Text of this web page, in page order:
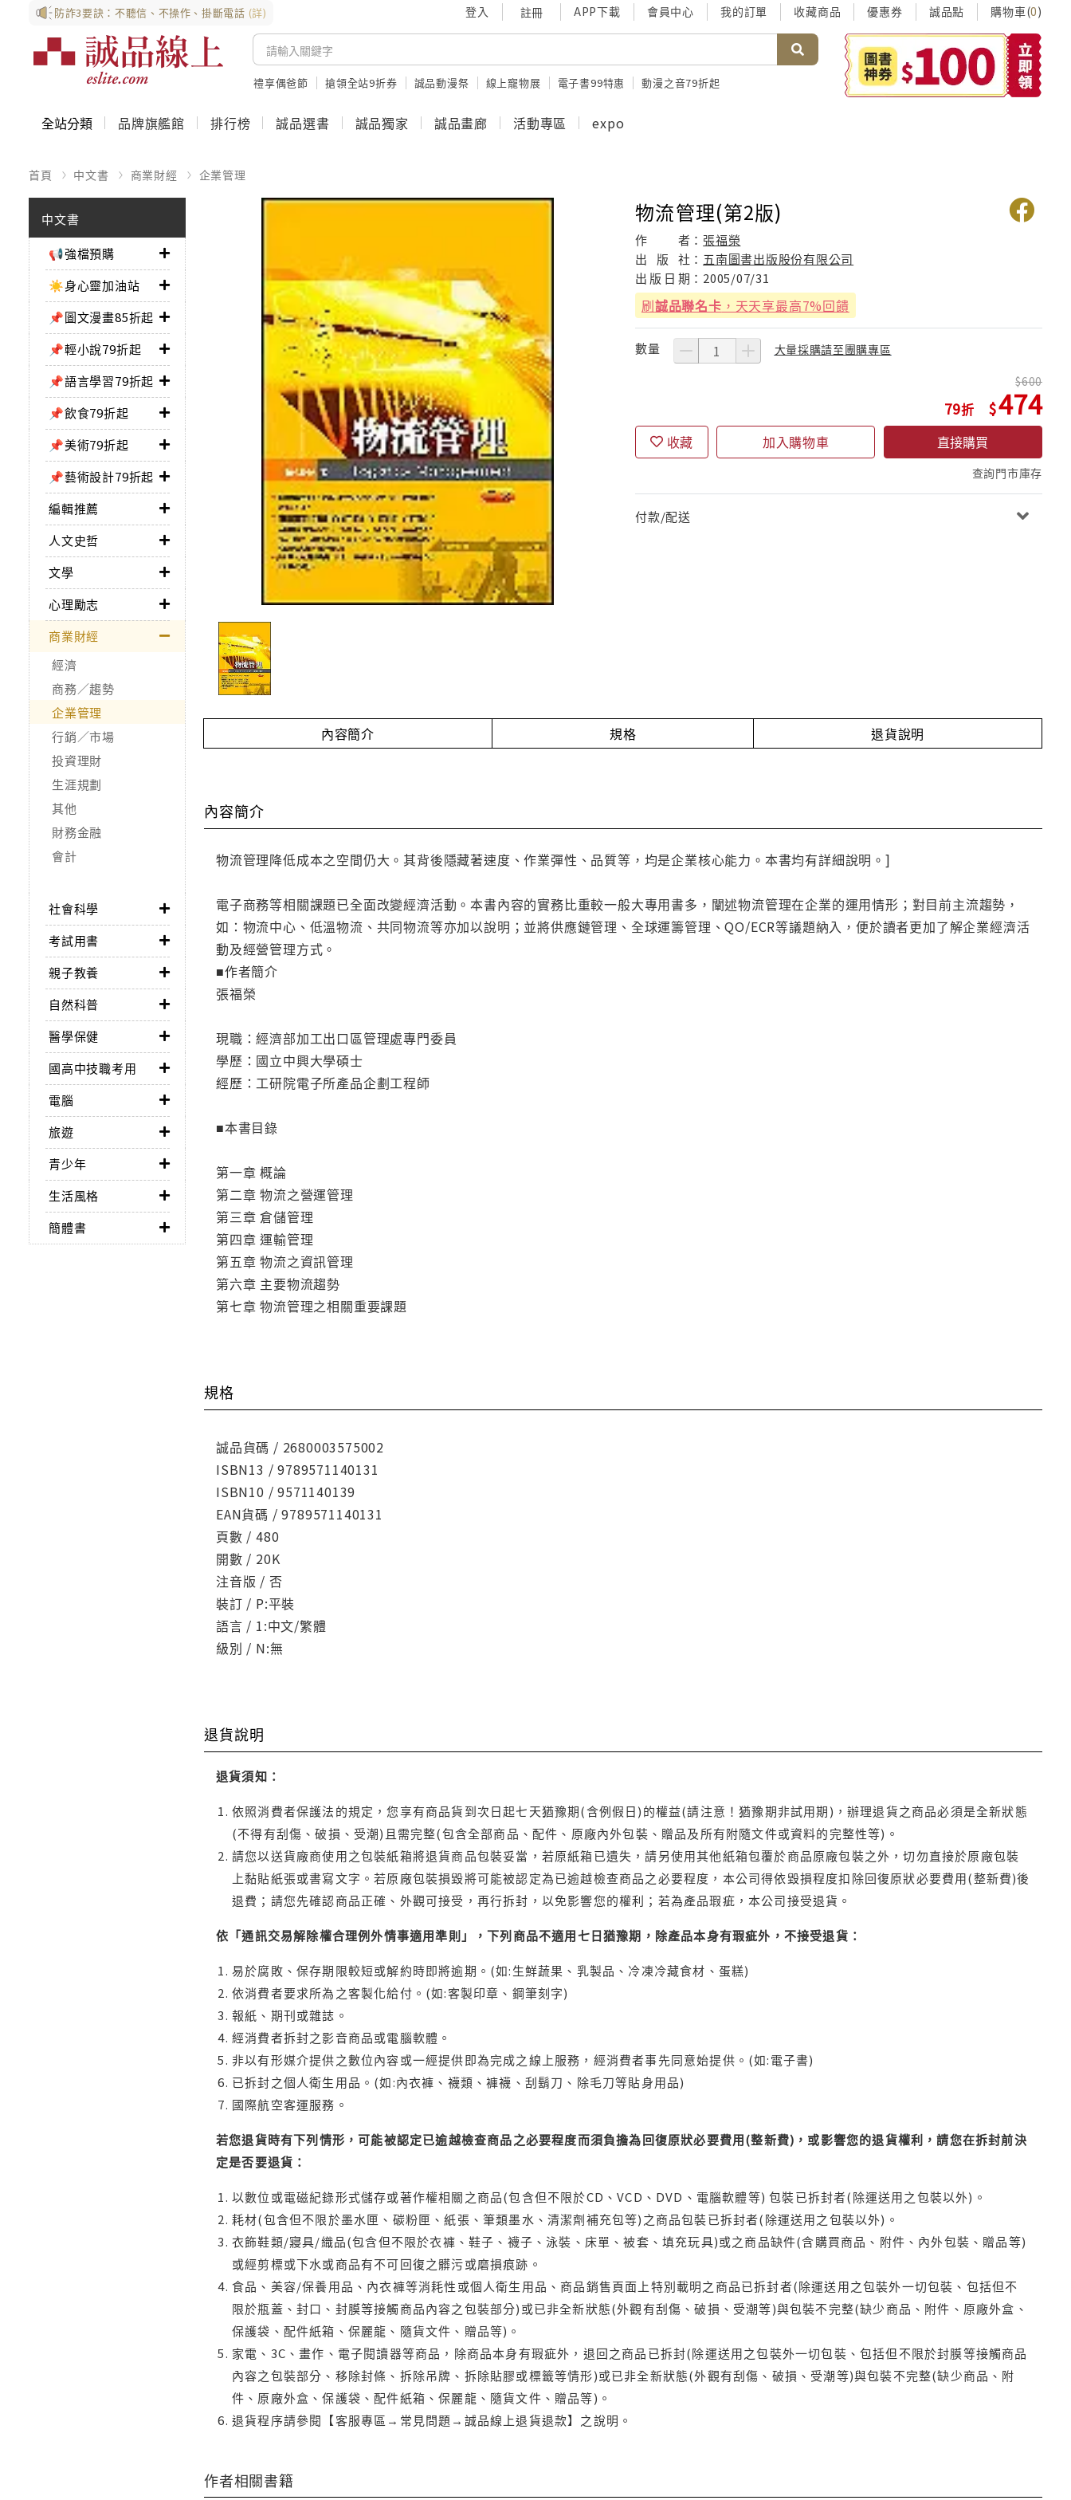
防詐3要訣：不聽信、不操作、掛斷電話 (詳) 登入 註冊 APP下載 會員中心 我的訂單 收藏商品 優惠券 誠品點 購物車(0)
禮享偶爸節 搶領全站9折券 誠品動漫祭 線上寵物展 電子書99特惠 動漫之音79折起
全站分類 品牌旗艦館 排行榜 誠品選書 誠品獨家 誠品畫廊 活動專區 expo
首頁 中文書 商業財經 企業管理
中文書
📢強檔預購
☀️身心靈加油站
📌圖文漫畫85折起
📌輕小說79折起
📌語言學習79折起
📌飲食79折起
📌美術79折起
📌藝術設計79折起
編輯推薦
人文史哲
文學
心理勵志
商業財經
經濟
商務／趨勢
企業管理
行銷／市場
投資理財
生涯規劃
其他
財務金融
會計
社會科學
考試用書
親子教養
自然科普
醫學保健
國高中技職考用
電腦
旅遊
青少年
生活風格
簡體書
物流管理(第2版)
作 者： 張福榮
出
版 社： 五南圖書出版股份有限公司
出 版 日 期： 2005/07/31
刷誠品聯名卡 ，天天享最高7%回饋
數量 大量採購請至團購專區
79
600
474
收藏 加入購物車 直接購買
查詢門市庫存
付款/配送
內容簡介 規格 退貨說明
內容簡介
物流管理降低成本之空間仍大。其背後隱藏著速度、作業彈性、品質等，均是企業核心能力。本書均有詳細說明。]
電子商務等相關課題已全面改變經濟活動。本書內容的實務比重較一般大專用書多，闡述物流管理在企業的運用情形；對目前主流趨勢，
如：物流中心、低溫物流、共同物流等亦加以說明；並將供應鏈管理、全球運籌管理、QO/ECR等議題納入，便於讀者更加了解企業經濟活
動及經營管理方式。
■作者簡介
張福榮
現職：經濟部加工出口區管理處專門委員
學歷：國立中興大學碩士
經歷：工研院電子所產品企劃工程師
■本書目錄
第一章 概論
第二章 物流之營運管理
第三章 倉儲管理
第四章 運輸管理
第五章 物流之資訊管理
第六章 主要物流趨勢
第七章 物流管理之相關重要課題
規格
誠品貨碼 / 2680003575002
ISBN13 / 9789571140131
ISBN10 / 9571140139
EAN貨碼 / 9789571140131
頁數 / 480
開數 / 20K
注音版 / 否
裝訂 / P:平裝
語言 / 1:中文/繁體
級別 / N:無
退貨說明
退貨須知：
依照消費者保護法的規定，您享有商品貨到次日起七天猶豫期(含例假日)的權益(請注意！猶豫期非試用期)，辦理退貨之商品必須是全新狀態
(不得有刮傷、破損、受潮)且需完整(包含全部商品、配件、原廠內外包裝、贈品及所有附隨文件或資料的完整性等)。
請您以送貨廠商使用之包裝紙箱將退貨商品包裝妥當，若原紙箱已遺失，請另使用其他紙箱包覆於商品原廠包裝之外，切勿直接於原廠包裝
上黏貼紙張或書寫文字。若原廠包裝損毀將可能被認定為已逾越檢查商品之必要程度，本公司得依毀損程度扣除回復原狀必要費用(整新費)後
退費；請您先確認商品正確、外觀可接受，再行拆封，以免影響您的權利；若為產品瑕疵，本公司接受退貨。
依「通訊交易解除權合理例外情事適用準則」，下列商品不適用七日猶豫期，除產品本身有瑕疵外，不接受退貨：
易於腐敗、保存期限較短或解約時即將逾期。(如:生鮮蔬果、乳製品、冷凍冷藏食材、蛋糕)
依消費者要求所為之客製化給付。(如:客製印章、鋼筆刻字)
報紙、期刊或雜誌。
經消費者拆封之影音商品或電腦軟體。
非以有形媒介提供之數位內容或一經提供即為完成之線上服務，經消費者事先同意始提供。(如:電子書)
已拆封之個人衛生用品。(如:內衣褲、襪類、褲襪、刮鬍刀、除毛刀等貼身用品)
國際航空客運服務。
若您退貨時有下列情形，可能被認定已逾越檢查商品之必要程度而須負擔為回復原狀必要費用(整新費)，或影響您的退貨權利，請您在拆封前決
定是否要退貨：
以數位或電磁紀錄形式儲存或著作權相關之商品(包含但不限於CD、VCD、DVD、電腦軟體等) 包裝已拆封者(除運送用之包裝以外)。
耗材(包含但不限於墨水匣、碳粉匣、紙張、筆類墨水、清潔劑補充包等)之商品包裝已拆封者(除運送用之包裝以外)。
衣飾鞋類/寢具/織品(包含但不限於衣褲、鞋子、襪子、泳裝、床單、被套、填充玩具)或之商品缺件(含購買商品、附件、內外包裝、贈品等)
或經剪標或下水或商品有不可回復之髒污或磨損痕跡。
食品、美容/保養用品、內衣褲等消耗性或個人衛生用品、商品銷售頁面上特別載明之商品已拆封者(除運送用之包裝外一切包裝、包括但不
限於瓶蓋、封口、封膜等接觸商品內容之包裝部分)或已非全新狀態(外觀有刮傷、破損、受潮等)與包裝不完整(缺少商品、附件、原廠外盒、
保護袋、配件紙箱、保麗龍、隨貨文件、贈品等)。
家電、3C、畫作、電子閱讀器等商品，除商品本身有瑕疵外，退回之商品已拆封(除運送用之包裝外一切包裝、包括但不限於封膜等接觸商品
內容之包裝部分、移除封條、拆除吊牌、拆除貼膠或標籤等情形)或已非全新狀態(外觀有刮傷、破損、受潮等)與包裝不完整(缺少商品、附
件、原廠外盒、保護袋、配件紙箱、保麗龍、隨貨文件、贈品等)。
退貨程序請參閱【客服專區→常見問題→誠品線上退貨退款】之說明。
作者相關書籍